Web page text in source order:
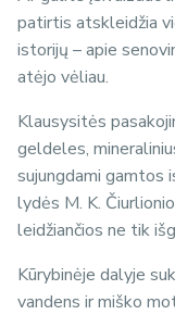
patirtis atskleidžia
istorijų – apie
atėjo vėliau.
Klausysitės
geldeles,
sujungdami gamtos
lydės M. K.
leidžiančios ne tik
Kūrybinėje dalyje
vandens ir miško